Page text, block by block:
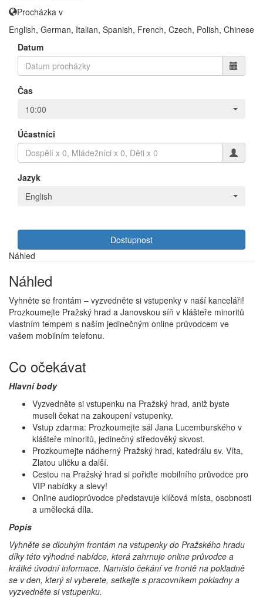
Procházka v
English, German, Italian, Spanish, French, Czech, Polish, Chinese
Datum
Čas
10:00
Účastníci
Jazyk
English
Dostupnost
Náhled
Náhled
Vyhněte se frontám – vyzvedněte si vstupenky v naší kanceláři!
Prozkoumejte Pražský hrad a Janovskou síň v klášteře minoritů
vlastním tempem s naším jedinečným online průvodcem ve
vašem mobilním telefonu.
Co očekávat
Hlavní body
Vyzvedněte si vstupenku na Pražský hrad, aniž byste
museli čekat na zakoupení vstupenky.
Vstup zdarma: Prozkoumejte sál Jana Lucemburského v
klášteře minoritů, jedinečný středověký skvost.
Prozkoumejte nádherný Pražský hrad, katedrálu sv. Víta,
Zlatou uličku a další.
Cestou na Pražský hrad si pořiďte mobilního průvodce pro
VIP nabídky a slevy!
Online audioprůvodce představuje klíčová místa, osobnosti
a umělecká díla.
Popis
Vyhněte se dlouhým frontám na vstupenky do Pražského hradu
díky této výhodné nabídce, která zahrnuje online průvodce a
krátké úvodní informace. Namísto čekání ve frontě na pokladně
se v den, který si vyberete, setkejte s pracovníkem pokladny a
vyzvedněte si vstupenku.